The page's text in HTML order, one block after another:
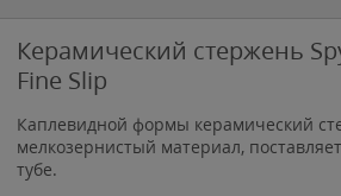
Керамический стержень
Fine Slip
Каплевидной формы керамический
мелкозернистый материал,
тубе.